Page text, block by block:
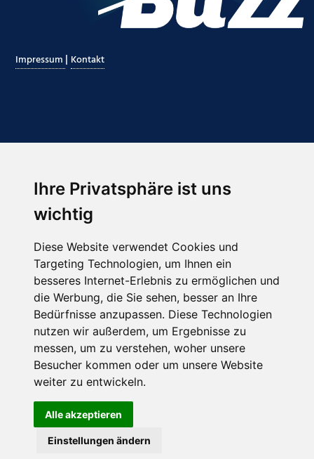
Ihre Privatsphäre ist uns
wichtig
Diese Website verwendet Cookies und
Targeting Technologien, um Ihnen ein
besseres Internet-Erlebnis zu ermöglichen und
die Werbung, die Sie sehen, besser an Ihre
Bedürfnisse anzupassen. Diese Technologien
nutzen wir außerdem, um Ergebnisse zu
messen, um zu verstehen, woher unsere
Besucher kommen oder um unsere Website
weiter zu entwickeln.
Alle akzeptieren
Einstellungen ändern
Impressum | Kontakt
Hier finden Sie uns auch
Abonnieren Sie unseren Newsletter
Email*